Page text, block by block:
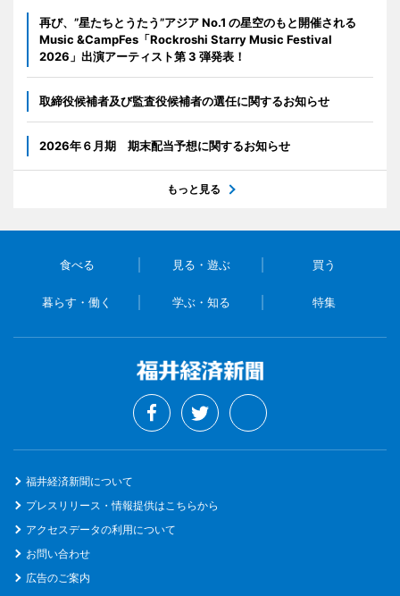
再び、”星たちとうたう”アジア No.1 の星空のもと開催される
Music &CampFes「Rockroshi Starry Music Festival
2026」出演アーティスト第 3 弾発表！
取締役候補者及び監査役候補者の選任に関するお知らせ
2026年６月期 期末配当予想に関するお知らせ
もっと見る
食べる 見る・遊ぶ 買う
暮らす・働く 学ぶ・知る 特集
福井経済新聞について
プレスリリース・情報提供はこちらから
アクセスデータの利用について
お問い合わせ
広告のご案内